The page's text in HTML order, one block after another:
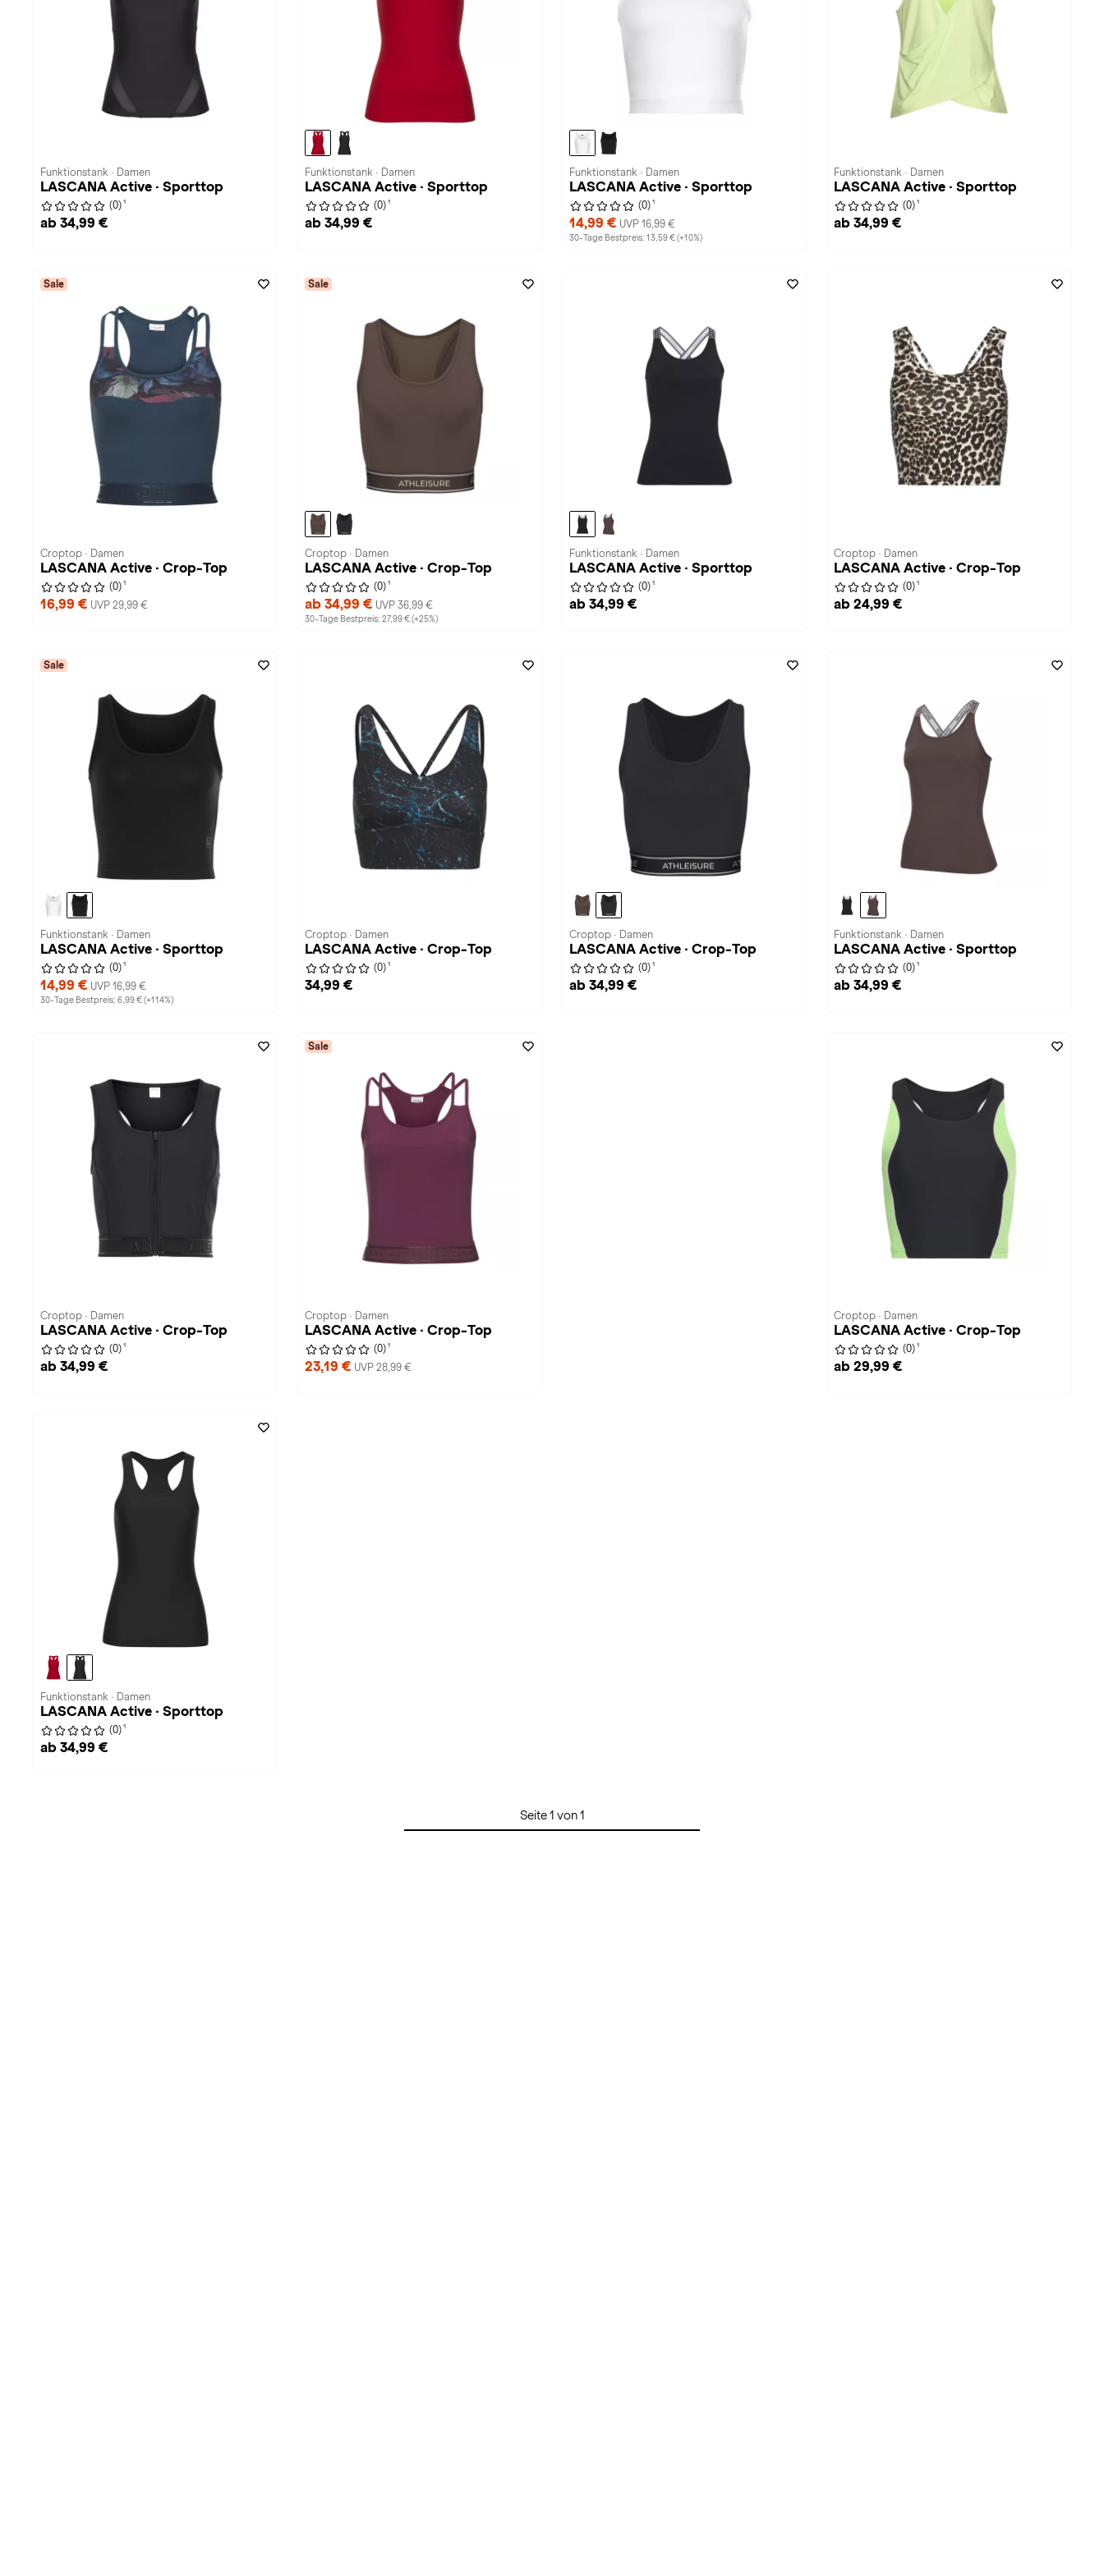
Funktionstank · Damen
LASCANA Active · Sporttop
(0) 1
ab 34,99 €
Funktionstank · Damen
LASCANA Active · Sporttop
(0) 1
ab 34,99 €
Funktionstank · Damen
LASCANA Active · Sporttop
(0) 1
14,99 € UVP 16,99 €
30-Tage Bestpreis: 13,59 € (+10%)
Funktionstank · Damen
LASCANA Active · Sporttop
(0) 1
ab 34,99 €
Sale
Croptop · Damen
LASCANA Active · Crop-Top
(0) 1
16,99 € UVP 29,99 €
Sale
Croptop · Damen
LASCANA Active · Crop-Top
(0) 1
ab 34,99 € UVP 36,99 €
30-Tage Bestpreis: 27,99 € (+25%)
Funktionstank · Damen
LASCANA Active · Sporttop
(0) 1
ab 34,99 €
Croptop · Damen
LASCANA Active · Crop-Top
(0) 1
ab 24,99 €
Sale
Funktionstank · Damen
LASCANA Active · Sporttop
(0) 1
14,99 € UVP 16,99 €
30-Tage Bestpreis: 6,99 € (+114%)
Croptop · Damen
LASCANA Active · Crop-Top
(0) 1
34,99 €
Croptop · Damen
LASCANA Active · Crop-Top
(0) 1
ab 34,99 €
Funktionstank · Damen
LASCANA Active · Sporttop
(0) 1
ab 34,99 €
Croptop · Damen
LASCANA Active · Crop-Top
(0) 1
ab 34,99 €
Sale
Croptop · Damen
LASCANA Active · Crop-Top
(0) 1
23,19 € UVP 28,99 €
Croptop · Damen
LASCANA Active · Crop-Top
(0) 1
ab 29,99 €
Funktionstank · Damen
LASCANA Active · Sporttop
(0) 1
ab 34,99 €
Seite 1 von 1